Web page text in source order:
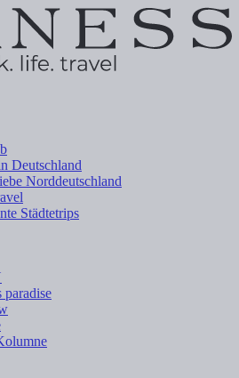
Deutschland
Norddeutschland
Städtetrips
paradise